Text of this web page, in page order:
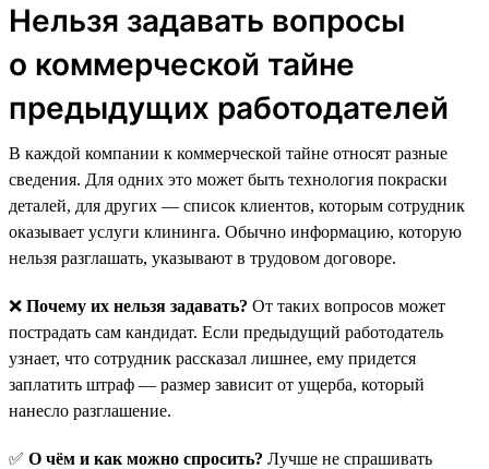
Нельзя задавать вопросы
о коммерческой тайне
предыдущих работодателей
В каждой компании к коммерческой тайне относят разные
сведения. Для одних это может быть технология покраски
деталей, для других — список клиентов, которым сотрудник
оказывает услуги клининга. Обычно информацию, которую
нельзя разглашать, указывают в трудовом договоре.
❌ Почему их нельзя задавать? От таких вопросов может
пострадать сам кандидат. Если предыдущий работодатель
узнает, что сотрудник рассказал лишнее, ему придется
заплатить штраф — размер зависит от ущерба, который
нанесло разглашение.
✅ О чём и как можно спросить? Лучше не спрашивать